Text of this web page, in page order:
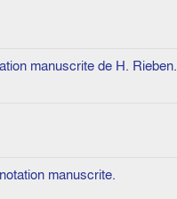
manuscrite de H. Rieben.
manuscrite.